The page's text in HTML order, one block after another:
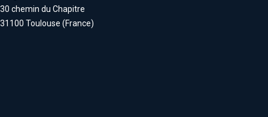
30 chemin du Chapitre
31100 Toulouse (France)